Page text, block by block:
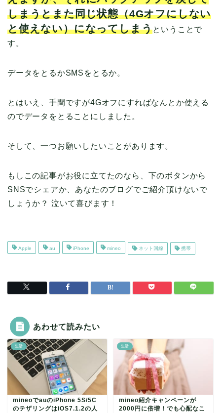
しまうとまた同じ状態（4Gオフにしない
と使えない）になってしまうということで
す。
データをとるかSMSをとるか。
とはいえ、手間ですが4Gオフにすればなんとか使える
のでデータをとることにしました。
そして、一つお願いしたいことがあります。
もしこの記事がお役に立てたのなら、下のボタンから
SNSでシェアか、あなたのブログでご紹介頂けないで
しょうか？ 泣いて喜びます！
Apple au iPhone mineo ネット回線 携帯
あわせて読みたい
生活
mineoでauのiPhone 5S/5C
のテザリングはiOS7.1.2の人
生活
mineo紹介キャンペーンが
2000円に倍増！でも心配なこ